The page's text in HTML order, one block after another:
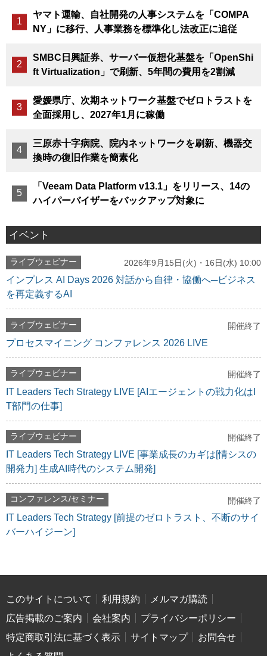
ヤマト運輸、自社開発の人事システムを「COMPA
NY」に移行、人事業務を標準化し法改正に追従
SMBC日興証券、サーバー仮想化基盤を「OpenShi
ft Virtualization」で刷新、5年間の費用を2割減
愛媛県庁、次期ネットワーク基盤でゼロトラストを
全面採用し、2027年1月に稼働
三原赤十字病院、院内ネットワークを刷新、機器交
換時の復旧作業を簡素化
「Veeam Data Platform v13.1」をリリース、14の
ハイパーバイザーをバックアップ対象に
イベント
ライブウェビナー 2026年9月15日(火)・16日(水) 10:00
インプレス AI Days 2026 対話から自律・協働へ─ビジネス
を再定義するAI
ライブウェビナー 開催終了
プロセスマイニング コンファレンス 2026 LIVE
ライブウェビナー 開催終了
IT Leaders Tech Strategy LIVE [AIエージェントの戦力化はI
T部門の仕事]
ライブウェビナー 開催終了
IT Leaders Tech Strategy LIVE [事業成長のカギは[情シスの
開発力] 生成AI時代のシステム開発]
コンファレンス/セミナー 開催終了
IT Leaders Tech Strategy [前提のゼロトラスト、不断のサイ
バーハイジーン]
このサイトについて 利用規約
メルマガ購読
広告掲載のご案内
会社案内
プライバシーポリシー
特定商取引法に基づく表示
サイトマップ
お問合せ